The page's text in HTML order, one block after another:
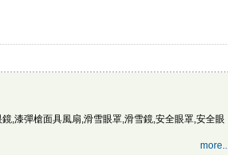
,漆彈槍面具風扇,滑雪眼罩,滑雪鏡,安全眼罩,安全眼
more..